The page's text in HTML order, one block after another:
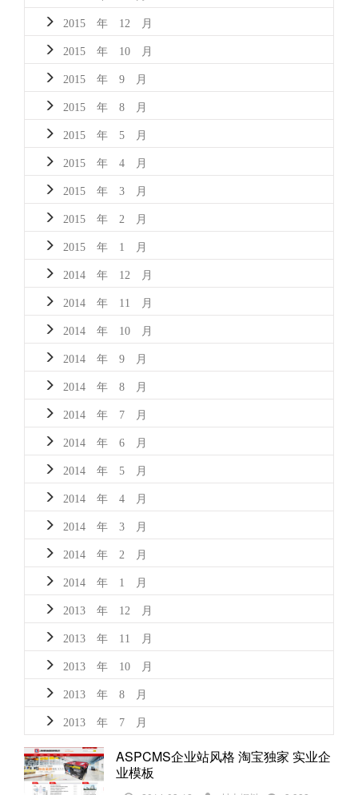
2015 年 12 月
2015 年 10 月
2015 年 9 月
2015 年 8 月
2015 年 5 月
2015 年 4 月
2015 年 3 月
2015 年 2 月
2015 年 1 月
2014 年 12 月
2014 年 11 月
2014 年 10 月
2014 年 9 月
2014 年 8 月
2014 年 7 月
2014 年 6 月
2014 年 5 月
2014 年 4 月
2014 年 3 月
2014 年 2 月
2014 年 1 月
2013 年 12 月
2013 年 11 月
2013 年 10 月
2013 年 8 月
2013 年 7 月
ASPCMS企业站风格 淘宝独家 实业企
业模板